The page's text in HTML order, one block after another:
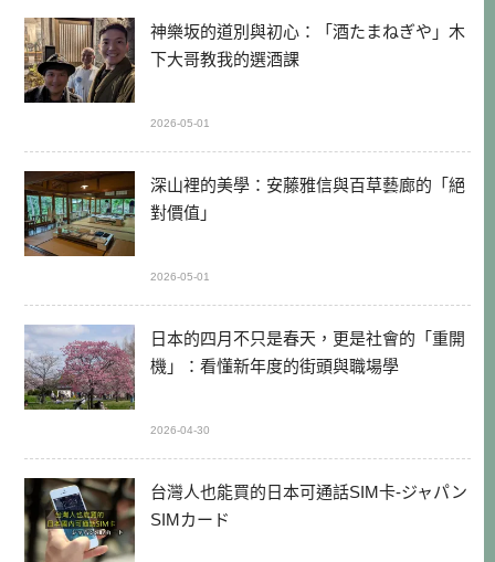
神樂坂的道別與初心：「酒たまねぎや」木
下大哥教我的選酒課
2026-05-01
深山裡的美學：安藤雅信與百草藝廊的「絕
對價值」
2026-05-01
日本的四月不只是春天，更是社會的「重開
機」：看懂新年度的街頭與職場學
2026-04-30
台灣人也能買的日本可通話SIM卡-ジャパン
SIMカード